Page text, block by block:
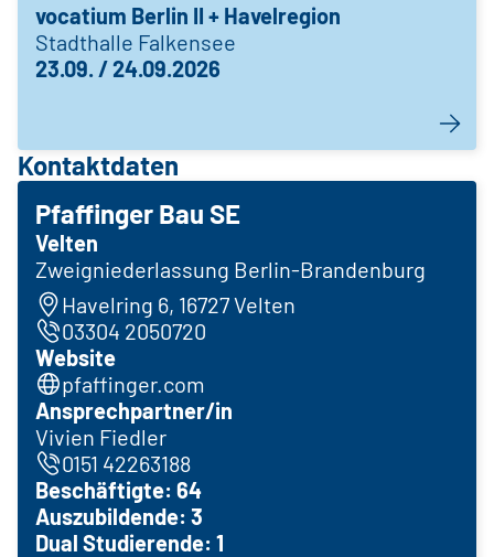
vocatium Berlin II + Havelregion
Stadthalle Falkensee
23.09. / 24.09.2026
Kontaktdaten
Pfaffinger Bau SE
Velten
Zweigniederlassung Berlin-Brandenburg
Havelring 6, 16727 Velten
03304 2050720
Website
pfaffinger.com
Ansprechpartner/in
Vivien Fiedler
0151 42263188
Beschäftigte: 64
Auszubildende: 3
Dual Studierende: 1